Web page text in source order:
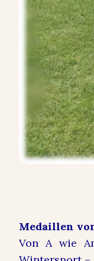
Medaillen
Von A wie A